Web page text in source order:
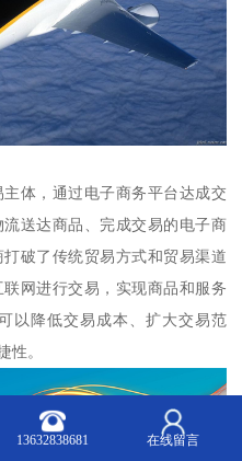
体，通过电子商务平台达成交
送达商品、完成交易的电子商
破了传统贸易方式和贸易渠道
网进行交易，实现商品和服务
以降低交易成本、扩大交易范
性。
13632838681 在线留言